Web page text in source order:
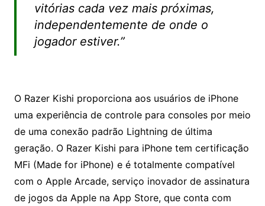
vitórias cada vez mais próximas,
independentemente de onde o
jogador estiver.”
O Razer Kishi proporciona aos usuários de iPhone
uma experiência de controle para consoles por meio
de uma conexão padrão Lightning de última
geração. O Razer Kishi para iPhone tem certificação
MFi (Made for iPhone) e é totalmente compatível
com o Apple Arcade, serviço inovador de assinatura
de jogos da Apple na App Store, que conta com